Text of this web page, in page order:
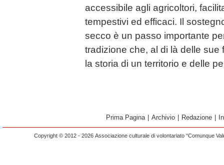
accessibile agli agricoltori,
tempestivi ed efficaci. Il
secco è un passo importante
tradizione che, al di là delle
la storia di un territorio e delle
Prima Pagina | Archivio | Redazione |
Copyright © 2012 - 2026 Associazione culturale di volontariato “Comunque